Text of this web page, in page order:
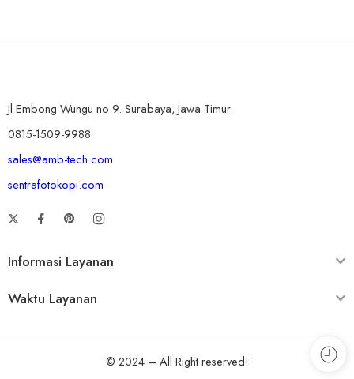
Jl Embong Wungu no 9. Surabaya, Jawa Timur
0815-1509-9988
sales@amb-tech.com
sentrafotokopi.com
Informasi Layanan
Waktu Layanan
© 2024 – All Right reserved!